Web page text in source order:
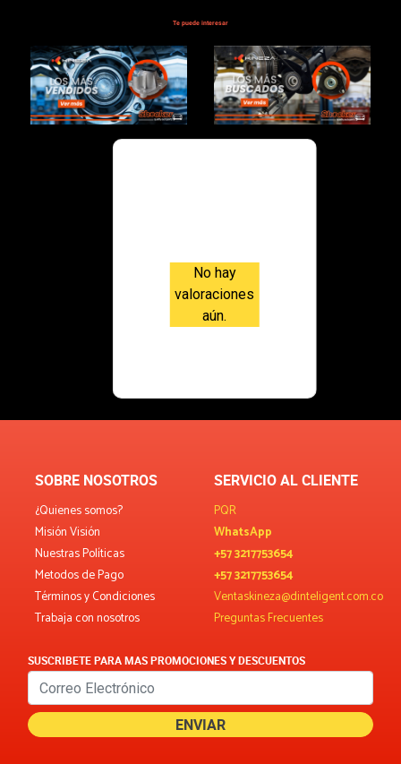
$218,000.00
Te puede interesar
No hay
valoraciones
aún.
SOBRE NOSOTROS
¿Quienes somos?
Misión Visión
Nuestras Políticas
Metodos de Pago
Términos y Condiciones
Trabaja con nosotros
SERVICIO AL CLIENTE
PQR
WhatsApp
+57 3217753654
+57 3217753654
Ventaskineza@dinteligent.com.co
Preguntas Frecuentes
SUSCRIBETE PARA MAS PROMOCIONES Y DESCUENTOS